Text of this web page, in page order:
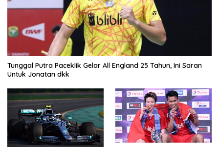
Tunggal Putra Paceklik Gelar All England 25 Tahun, Ini Saran
Untuk Jonatan dkk